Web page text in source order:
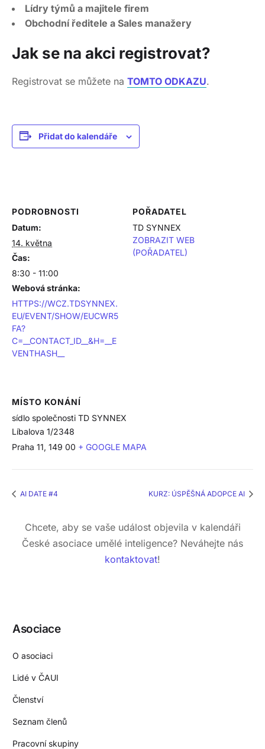
Lídry týmů a majitele firem
Obchodní ředitele a Sales manažery
Jak se na akci registrovat?
Registrovat se můžete na TOMTO ODKAZU.
Přidat do kalendáře
PODROBNOSTI
Datum:
14. května
Čas:
8:30 - 11:00
Webová stránka:
HTTPS://WCZ.TDSYNNEX.
EU/EVENT/SHOW/EUCWR5
FA?
C=__CONTACT_ID__&H=__E
VENTHASH__
MÍSTO KONÁNÍ
sídlo společnosti TD SYNNEX
Líbalova 1/2348
Praha 11, 149 00 + GOOGLE MAPA
POŘADATEL
TD SYNNEX
ZOBRAZIT WEB
(POŘADATEL)
AI DATE #4 KURZ: ÚSPĚŠNÁ ADOPCE AI
Chcete, aby se vaše událost objevila v kalendáři
České asociace umělé inteligence? Neváhejte nás
kontaktovat!
Asociace
O asociaci
Lidé v ČAUI
Členství
Seznam členů
Pracovní skupiny